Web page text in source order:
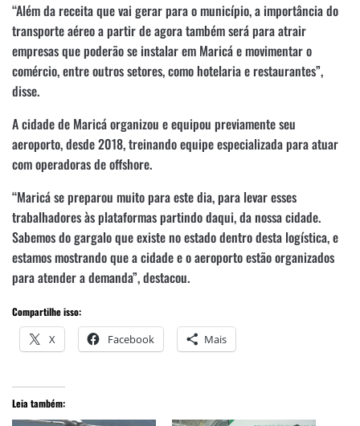
“Além da receita que vai gerar para o município, a importância do
transporte aéreo a partir de agora também será para atrair
empresas que poderão se instalar em Maricá e movimentar o
comércio, entre outros setores, como hotelaria e restaurantes”,
disse.
A cidade de Maricá organizou e equipou previamente seu
aeroporto, desde 2018, treinando equipe especializada para atuar
com operadoras de offshore.
“Maricá se preparou muito para este dia, para levar esses
trabalhadores às plataformas partindo daqui, da nossa cidade.
Sabemos do gargalo que existe no estado dentro desta logística, e
estamos mostrando que a cidade e o aeroporto estão organizados
para atender a demanda”, destacou.
Compartilhe isso:
X Facebook Mais
Leia também: